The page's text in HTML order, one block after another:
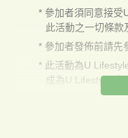
參加者須同意接受
此活動之一切條款
參加者發佈前請先
此活動為U
成為U Lifestyle 會
各活動的日期及參